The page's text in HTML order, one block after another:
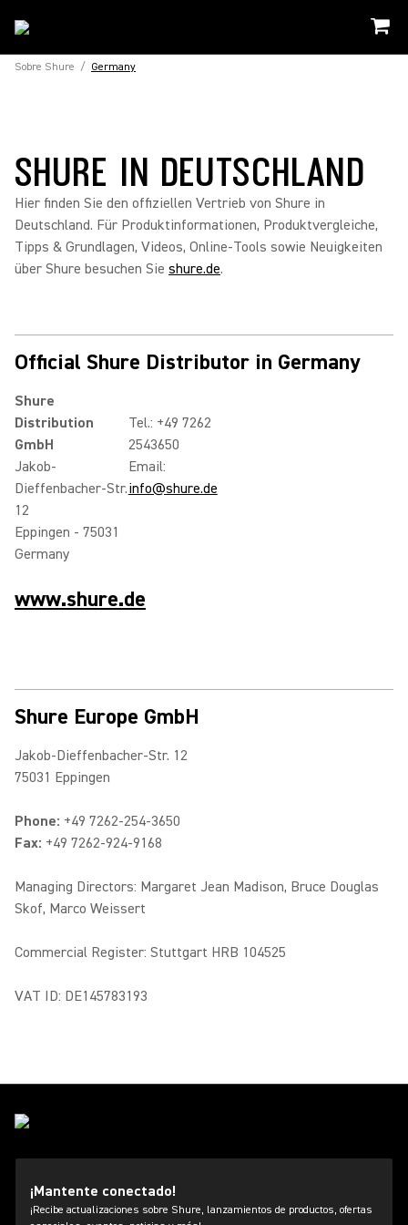
Sobre Shure / Germany
SHURE IN DEUTSCHLAND
Hier finden Sie den offiziellen Vertrieb von Shure in
Deutschland. Für Produktinformationen, Produktvergleiche,
Tipps & Grundlagen, Videos, Online-Tools sowie Neuigkeiten
über Shure besuchen Sie shure.de.
Official Shure Distributor in Germany
Shure
Distribution
GmbH
Jakob-
Dieffenbacher-Str.
12
Eppingen - 75031
Germany
www.shure.de
Tel.: +49 7262
2543650
Email:
info@shure.de
Shure Europe GmbH
Jakob-Dieffenbacher-Str. 12
75031 Eppingen
Phone: +49 7262-254-3650
Fax: +49 7262-924-9168
Managing Directors: Margaret Jean Madison, Bruce Douglas
Skof, Marco Weissert
Commercial Register: Stuttgart HRB 104525
VAT ID: DE145783193
¡Mantente conectado!
¡Recibe actualizaciones sobre Shure, lanzamientos de productos, ofertas